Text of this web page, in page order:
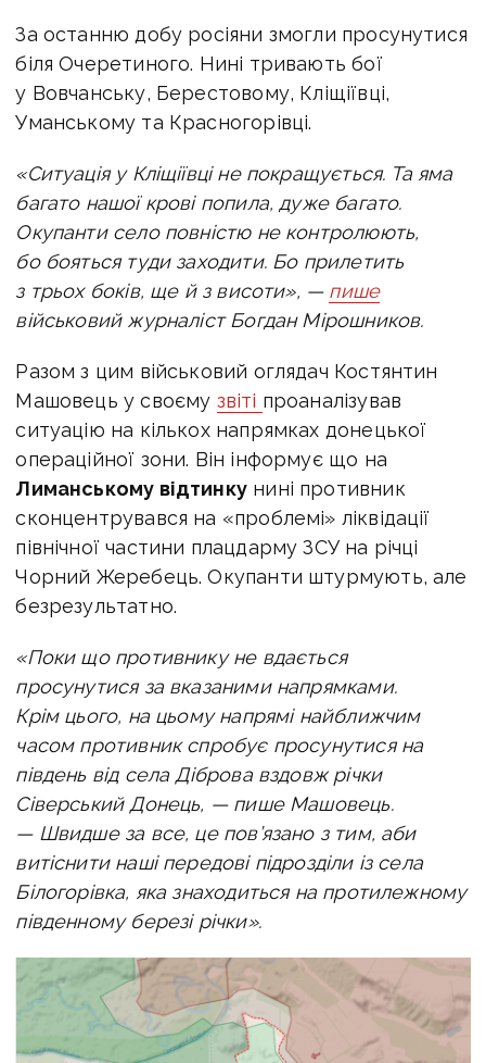
За останню добу росіяни змогли просунутися
біля Очеретиного. Нині тривають бої
у Вовчанську, Берестовому, Кліщіївці,
Уманському та Красногорівці.
«Ситуація у Кліщіївці не покращується. Та яма
багато нашої крові попила, дуже багато.
Окупанти село повністю не контролюють,
бо бояться туди заходити. Бо прилетить
з трьох боків, ще й з висоти», — пише
військовий журналіст Богдан Мірошников.
Разом з цим військовий оглядач Костянтин
Машовець у своєму звіті проаналізував
ситуацію на кількох напрямках донецької
операційної зони. Він інформує що на
Лиманському відтинку нині противник
сконцентрувався на «проблемі» ліквідації
північної частини плацдарму ЗСУ на річці
Чорний Жеребець. Окупанти штурмують, але
безрезультатно.
«Поки що противнику не вдається
просунутися за вказаними напрямками.
Крім цього, на цьому напрямі найближчим
часом противник спробує просунутися на
південь від села Діброва вздовж річки
Сіверський Донець, — пише Машовець.
— Швидше за все, це пов’язано з тим, аби
витіснити наші передові підрозділи із села
Білогорівка, яка знаходиться на протилежному
південному березі річки».